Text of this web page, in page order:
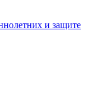
и защите